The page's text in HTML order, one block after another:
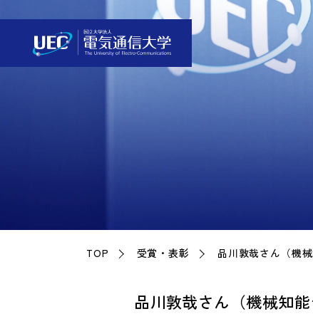
TOP 受賞・表彰 品川敦哉さん（機
品川敦哉さん（機械知